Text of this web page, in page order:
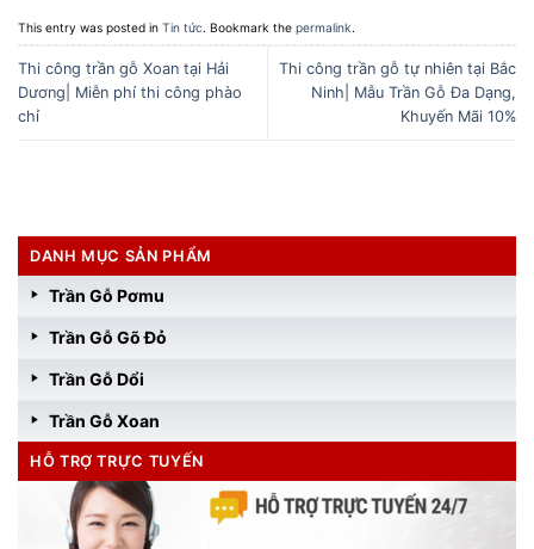
This entry was posted in Tin tức. Bookmark the permalink.
Thi công trần gỗ Xoan tại Hải
Dương| Miễn phí thi công phào
chỉ
Thi công trần gỗ tự nhiên tại Bắc
Ninh| Mẫu Trần Gỗ Đa Dạng,
Khuyến Mãi 10%
DANH MỤC SẢN PHẨM
Trần Gỗ Pơmu
Trần Gỗ Gõ Đỏ
Trần Gỗ Dổi
Trần Gỗ Xoan
HỖ TRỢ TRỰC TUYẾN